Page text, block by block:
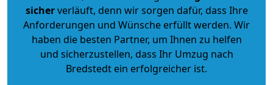
sicherverläuft, denn wir sorgen dafür, dass Ihre
Anforderungen und Wünsche erfüllt werden. Wir
haben die besten Partner, um Ihnen zu helfen
und sicherzustellen, dass Ihr Umzug nach
Bredstedt ein erfolgreicher ist.